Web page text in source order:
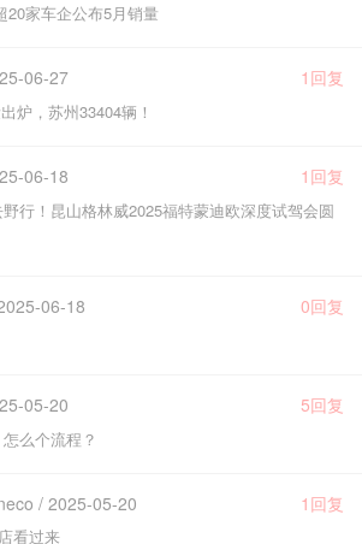
20家车企公布5月销量
06-27 1回复
炉，苏州33404辆！
06-18 1回复
行！昆山格林威2025福特蒙迪欧深度试驾会圆
06-18 0回复
05-20 5回复
么个流程？
/ 2025-05-20 1回复
看过来